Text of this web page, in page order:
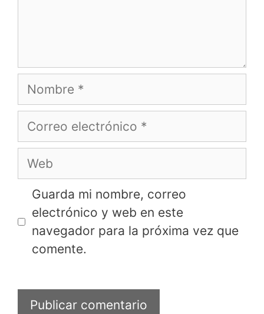
Nombre
Correo
electrónico
Web
Guarda mi nombre, correo
electrónico y web en este
navegador para la próxima vez que
comente.